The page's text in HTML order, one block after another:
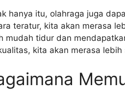
hanya itu, olahraga juga
teratur, kita akan merasa
mudah tidur dan
kita akan merasa